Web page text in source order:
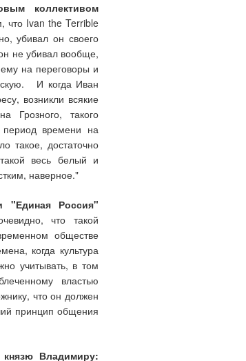
коллективом
что Ivan the Terrible
убивал он своего
не убивал вообще,
на переговоры и
И когда Иван
возникли всякие
Грозного, такого
период времени на
такое, достаточно
весь белый и
наверное."
"Единая Россия"
что такой
обществе
когда культура
учитывать, в том
властью
что он должен
принцип общения
Владимиру: